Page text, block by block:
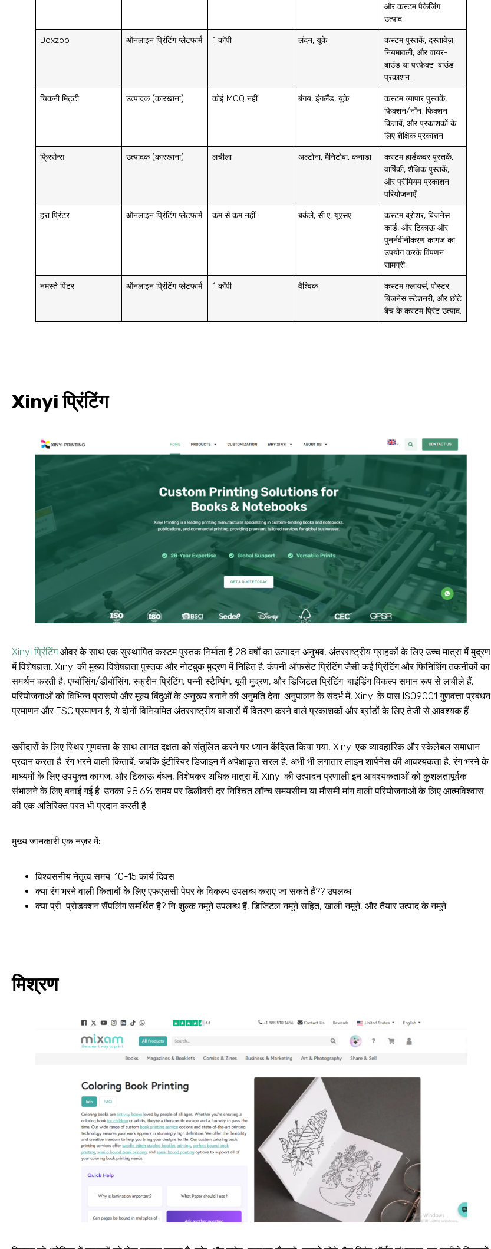
और कस्टम पैकेजिंग
उत्पाद.
Doxzoo ऑनलाइन प्रिंटिंग प्लेटफार्म 1 कॉपी लंदन, यूके
कस्टम पुस्तकें, दस्तावेज़,
नियमावली, और वायर-
बाउंड या परफेक्ट-बाउंड
प्रकाशन.
चिकनी मिट्टी उत्पादक (कारखाना) कोई MOQ नहीं बंगय, इंगलैंड, यूके
कस्टम व्यापार पुस्तकें,
फिक्शन/नॉन-फिक्शन
किताबें, और प्रकाशकों के
लिए शैक्षिक प्रकाशन
फ्रिसेन्स उत्पादक (कारखाना) लचीला अल्टोना, मैनिटोबा, कनाडा
कस्टम हार्डकवर पुस्तकें,
वार्षिकी, शैक्षिक पुस्तकें,
और प्रीमियम प्रकाशन
परियोजनाएँ.
हरा प्रिंटर ऑनलाइन प्रिंटिंग प्लेटफार्म कम से कम नहीं बर्कले, सी.ए, यूएसए
कस्टम ब्रोशर, बिजनेस
कार्ड, और टिकाऊ और
पुनर्नवीनीकरण कागज का
उपयोग करके विपणन
सामग्री.
नमस्ते पिंटर ऑनलाइन प्रिंटिंग प्लेटफार्म 1 कॉपी वैश्विक
कस्टम फ़्लायर्स, पोस्टर,
बिजनेस स्टेशनरी, और छोटे
बैच के कस्टम प्रिंट उत्पाद.
Xinyi प्रिंटिंग
Xinyi प्रिंटिंगओवर के साथ एक सुस्थापित कस्टम पुस्तक निर्माता है 28 वर्षों का उत्पादन अनुभव, अंतरराष्ट्रीय ग्राहकों के लिए उच्च मात्रा में मुद्रण
में विशेषज्ञता. Xinyi की मुख्य विशेषज्ञता पुस्तक और नोटबुक मुद्रण में निहित है. कंपनी ऑफसेट प्रिंटिंग जैसी कई प्रिंटिंग और फिनिशिंग तकनीकों का
समर्थन करती है, एम्बॉसिंग/डीबॉसिंग, स्क्रीन प्रिंटिंग, पन्नी स्टैम्पिंग, यूवी मुद्रण, और डिजिटल प्रिंटिंग. बाइंडिंग विकल्प समान रूप से लचीले हैं,
परियोजनाओं को विभिन्न प्रारूपों और मूल्य बिंदुओं के अनुरूप बनाने की अनुमति देना. अनुपालन के संदर्भ में, Xinyi के पास ISO9001 गुणवत्ता प्रबंधन
प्रमाणन और FSC प्रमाणन है, ये दोनों विनियमित अंतरराष्ट्रीय बाजारों में वितरण करने वाले प्रकाशकों और ब्रांडों के लिए तेजी से आवश्यक हैं.
खरीदारों के लिए स्थिर गुणवत्ता के साथ लागत दक्षता को संतुलित करने पर ध्यान केंद्रित किया गया, Xinyi एक व्यावहारिक और स्केलेबल समाधान
प्रदान करता है. रंग भरने वाली किताबें, जबकि इंटीरियर डिजाइन में अपेक्षाकृत सरल है, अभी भी लगातार लाइन शार्पनेस की आवश्यकता है, रंग भरने के
माध्यमों के लिए उपयुक्त कागज, और टिकाऊ बंधन, विशेषकर अधिक मात्रा में. Xinyi की उत्पादन प्रणाली इन आवश्यकताओं को कुशलतापूर्वक
संभालने के लिए बनाई गई है. उनका 98.6% समय पर डिलीवरी दर निश्चित लॉन्च समयसीमा या मौसमी मांग वाली परियोजनाओं के लिए आत्मविश्वास
की एक अतिरिक्त परत भी प्रदान करती है.
मुख्य जानकारी एक नज़र में:
विश्वसनीय नेतृत्व समय: 10-15 कार्य दिवस
क्या रंग भरने वाली किताबों के लिए एफएससी पेपर के विकल्प उपलब्ध कराए जा सकते हैं?? उपलब्ध
क्या प्री-प्रोडक्शन सैंपलिंग समर्थित है? निःशुल्क नमूने उपलब्ध हैं, डिजिटल नमूने सहित, खाली नमूने, और तैयार उत्पाद के नमूने.
मिश्रण